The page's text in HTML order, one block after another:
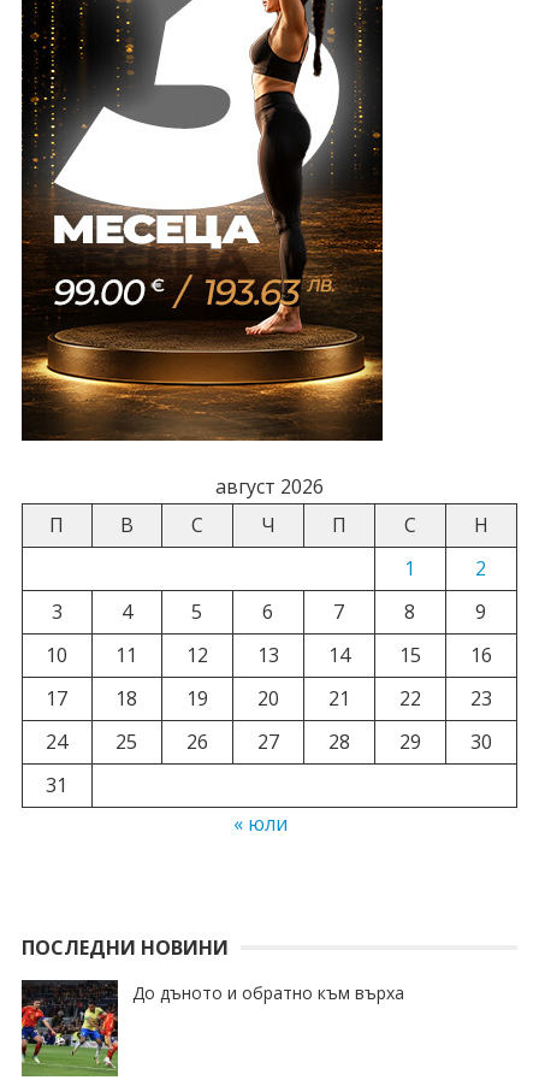
август 2026
П
В С Ч П С
Н
1
2
3
4 5 6 7 8
9
10
11 12 13 14 15
16
17
18 19 20 21 22
23
24
25 26 27 28 29
30
31
« юли
ПОСЛЕДНИ НОВИНИ
До дъното и обратно към върха